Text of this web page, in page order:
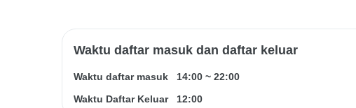
Waktu daftar masuk dan daftar keluar
Waktu daftar masuk 14:00 ~ 22:00
Waktu Daftar Keluar
12:00